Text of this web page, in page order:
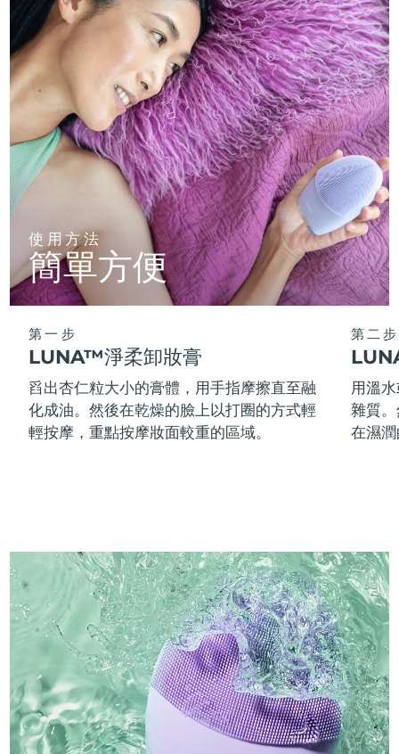
使用方法
簡單方便
第一步
LUNA™淨柔卸妝膏
舀出杏仁粒大小的膏體，用手指摩擦直至融
化成油。然後在乾燥的臉上以打圈的方式輕
輕按摩，重點按摩妝面較重的區域。
第二步
用溫
雜質
在濕